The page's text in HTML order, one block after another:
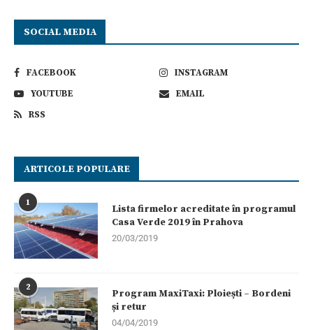
SOCIAL MEDIA
FACEBOOK
INSTAGRAM
YOUTUBE
EMAIL
RSS
ARTICOLE POPULARE
1
Lista firmelor acreditate în programul
Casa Verde 2019 în Prahova
20/03/2019
2
Program MaxiTaxi: Ploiești – Bordeni
și retur
04/04/2019